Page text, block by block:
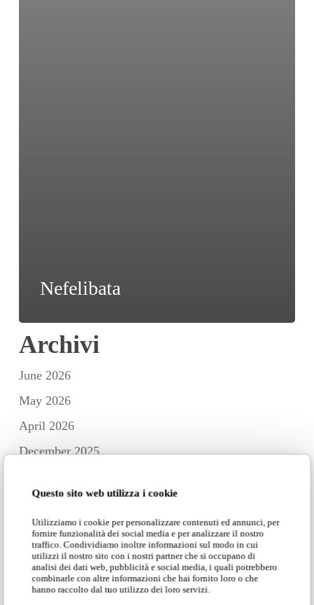
Questo sito web utilizza i cookie
Utilizziamo i cookie per personalizzare contenuti ed annunci, per
fornire funzionalità dei social media e per analizzare il nostro
traffico. Condividiamo inoltre informazioni sul modo in cui
utilizzi il nostro sito con i nostri partner che si occupano di
analisi dei dati web, pubblicità e social media, i quali potrebbero
combinarle con altre informazioni che hai fornito loro o che
hanno raccolto dal tuo utilizzo dei loro servizi.
Nefelibata
Archivi
June 2026
May 2026
April 2026
December 2025
October 2025
September 2025
July 2025
June 2025